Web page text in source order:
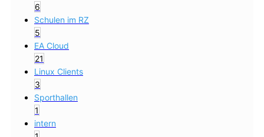
6
Schulen im RZ
5
EA Cloud
21
Linux Clients
3
Sporthallen
1
intern